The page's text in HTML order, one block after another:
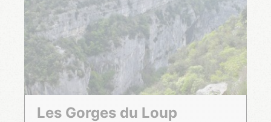
Les Gorges du Loup